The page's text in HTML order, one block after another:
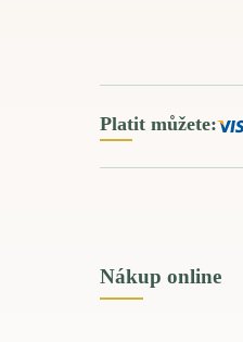
Platit můžete:
Nákup online